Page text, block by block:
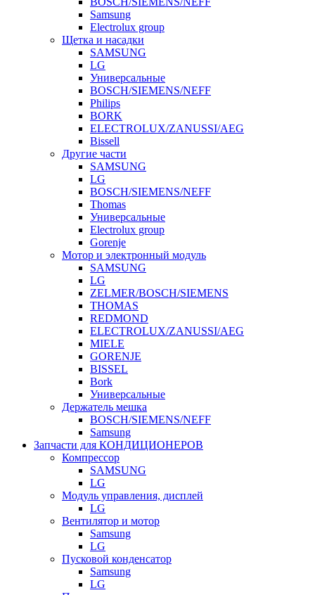
Samsung
Electrolux group
Щетка и насадки
SAMSUNG
LG
Универсальные
BOSCH/SIEMENS/NEFF
Philips
BORK
ELECTROLUX/ZANUSSI/AEG
Bissell
Другие части
SAMSUNG
LG
BOSCH/SIEMENS/NEFF
Thomas
Универсальные
Electrolux group
Gorenje
Мотор и электронный модуль
SAMSUNG
LG
ZELMER/BOSCH/SIEMENS
THOMAS
REDMOND
ELECTROLUX/ZANUSSI/AEG
MIELE
GORENJE
BISSEL
Bork
Универсальные
Держатель мешка
BOSCH/SIEMENS/NEFF
Samsung
Запчасти для КОНДИЦИОНЕРОВ
Компрессор
SAMSUNG
LG
Модуль управления, дисплей
LG
Вентилятор и мотор
Samsung
LG
Пусковой конденсатор
Samsung
LG